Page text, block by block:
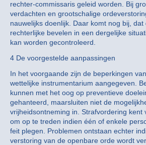
rechter-commissaris geleid worden. Bij
verdachten en grootschalige
nauwelijks doenlijk. Daar komt nog bij,
rechterlijke bevelen in een dergelijke
kan worden gecontroleerd.
4 De voorgestelde aanpassingen
In het voorgaande zijn de beperkingen
wettelijke instrumentarium aangegeven.
kunnen met het oog op preventieve
gehanteerd, maarsluiten niet de
vrijheidsontneming in. Strafvordering kent
om op te treden indien één of enkele
feit plegen. Problemen ontstaan echter
verstoring van de openbare orde wordt